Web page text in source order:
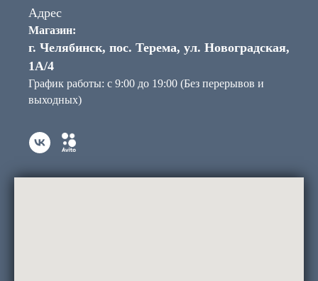
Адрес
Магазин:
г. Челябинск, пос. Терема, ул. Новоградская,
1А/4
График работы: с 9:00 до 19:00 (Без перерывов и
выходных)